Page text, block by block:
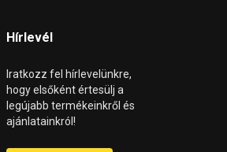
Hírlevél
Iratkozz fel hírlevelünkre,
hogy elsőként értesülj a
legújabb termékeinkről és
ajánlatainkról!